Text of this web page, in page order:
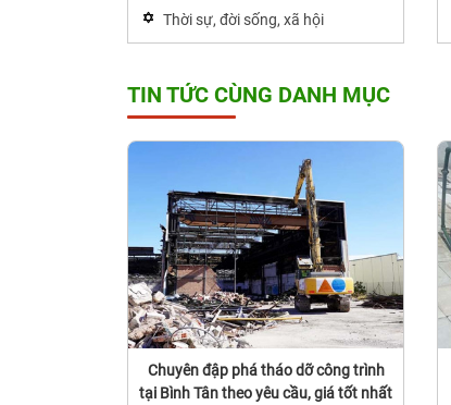
Thời sự, đời sống, xã hội
TIN TỨC CÙNG DANH MỤC
Chuyên đập phá tháo dỡ công trình
tại Bình Tân theo yêu cầu, giá tốt nhất